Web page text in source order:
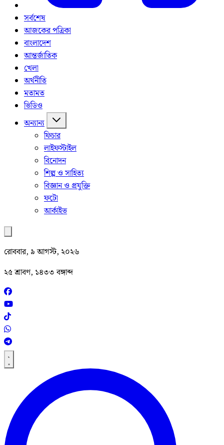
সর্বশেষ
আজকের পত্রিকা
বাংলাদেশ
আন্তর্জাতিক
খেলা
অর্থনীতি
মতামত
ভিডিও
অন্যান্য
ফিচার
লাইফস্টাইল
বিনোদন
শিল্প ও সাহিত্য
বিজ্ঞান ও প্রযুক্তি
ফটো
আর্কাইভ
রোববার, ৯ আগস্ট, ২০২৬
২৫ শ্রাবণ, ১৪৩৩ বঙ্গাব্দ